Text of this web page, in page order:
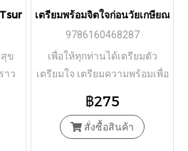
Nakamura / Hiromi Okuda
ข
าว
น
เตรียมพร้อมจิตใจก่อนวัยเกษียณ
9786160468287
เพื่อให้ทุกท่านได้เตรียมตัว
เตรียมใจ เตรียมความพร้อมเพื่อ
ประสิทธิภาพและมีความสุข
฿275
สั่งซื้อสินค้า